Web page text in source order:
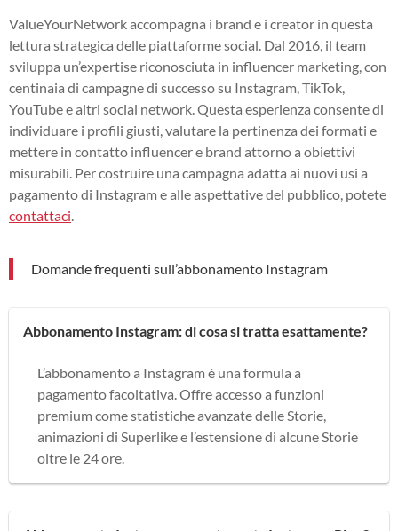
ValueYourNetwork accompagna i brand e i creator in questa
lettura strategica delle piattaforme social. Dal 2016, il team
sviluppa un’expertise riconosciuta in influencer marketing, con
centinaia di campagne di successo su Instagram, TikTok,
YouTube e altri social network. Questa esperienza consente di
individuare i profili giusti, valutare la pertinenza dei formati e
mettere in contatto influencer e brand attorno a obiettivi
misurabili. Per costruire una campagna adatta ai nuovi usi a
pagamento di Instagram e alle aspettative del pubblico, potete
contattaci
Domande frequenti sull’abbonamento Instagram
Abbonamento Instagram: di cosa si tratta esattamente?
L’abbonamento a Instagram è una formula a
pagamento facoltativa. Offre accesso a funzioni
premium come statistiche avanzate delle Storie,
animazioni di Superlike e l’estensione di alcune Storie
oltre le 24 ore.